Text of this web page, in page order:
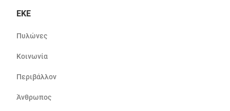
ΕΚΕ
Πυλώνες
Κοινωνία
Περιβάλλον
Άνθρωπος